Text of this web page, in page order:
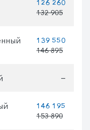
126 260
132 905
139 550
146 895
—
146 195
153 890